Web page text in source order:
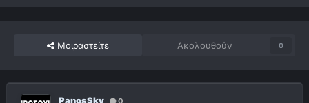
Μοιραστείτε Ακολουθούν 0
PanosSky 0